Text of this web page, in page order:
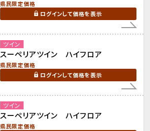
県民限定価格
ログインして価格を表示
ツイン
スーペリアツイン ハイフロア
県民限定価格
ログインして価格を表示
ツイン
スーペリアツイン ハイフロア
県民限定価格